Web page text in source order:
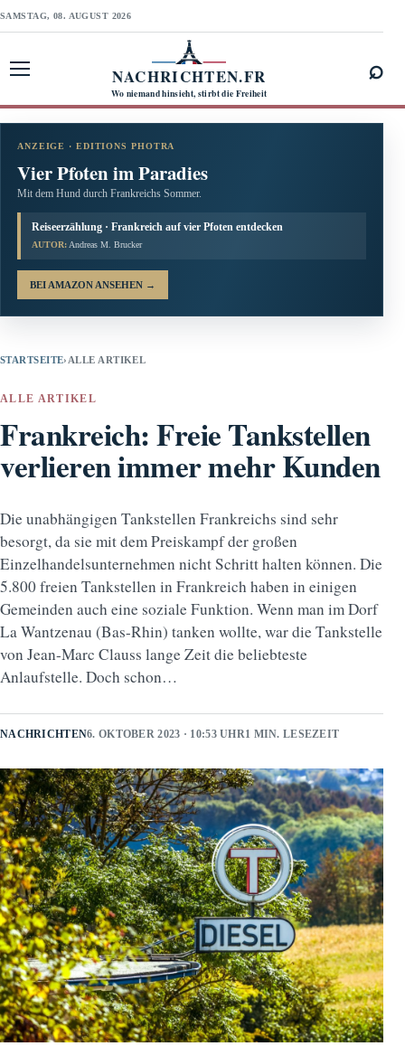
SAMSTAG, 08. AUGUST 2026
NACHRICHTEN.FR
Wo niemand hinsieht, stirbt die Freiheit
⌕
ANZEIGE · EDITIONS PHOTRA
Vier Pfoten im Paradies
Mit dem Hund durch Frankreichs Sommer.
Reiseerzählung · Frankreich auf vier Pfoten entdecken
AUTOR: Andreas M. Brucker
BEI AMAZON ANSEHEN →
STARTSEITE› ALLE ARTIKEL
ALLE ARTIKEL
Frankreich: Freie Tankstellen
verlieren immer mehr Kunden
Die unabhängigen Tankstellen Frankreichs sind sehr
besorgt, da sie mit dem Preiskampf der großen
Einzelhandelsunternehmen nicht Schritt halten können. Die
5.800 freien Tankstellen in Frankreich haben in einigen
Gemeinden auch eine soziale Funktion. Wenn man im Dorf
La Wantzenau (Bas-Rhin) tanken wollte, war die Tankstelle
von Jean-Marc Clauss lange Zeit die beliebteste
Anlaufstelle. Doch schon…
NACHRICHTEN6. OKTOBER 2023 · 10:53 UHR1 MIN. LESEZEIT